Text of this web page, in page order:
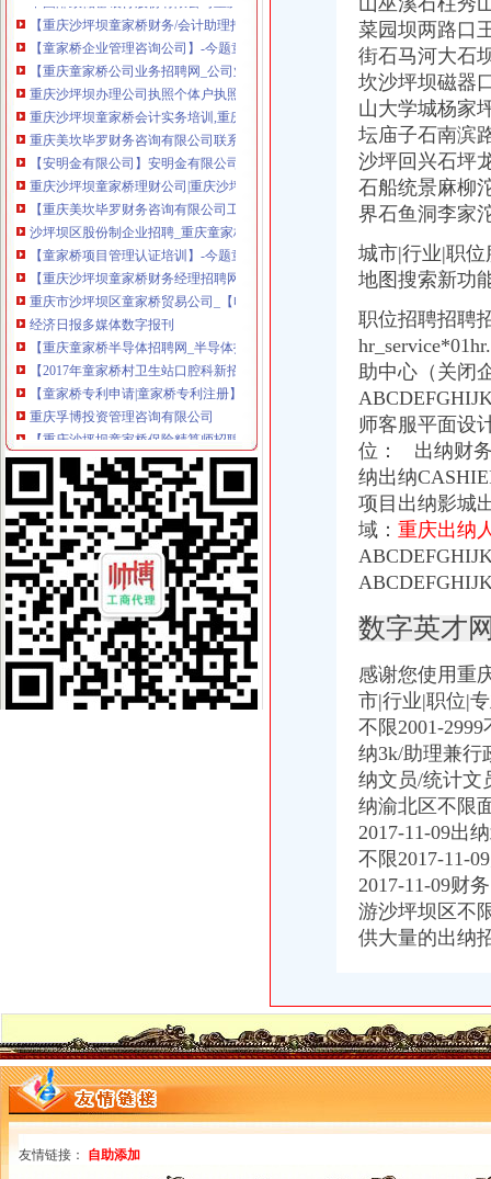
【重庆沙坪坝童家桥财务/会计助理招聘网|2018年重庆沙坪坝童家桥财
【童家桥企业管理咨询公司】-今题童家桥企业管理咨询网
【重庆童家桥公司业务招聘网_公司业务招聘信息】-重庆智联招聘
重庆沙坪坝办理公司执照个体户执照记帐报税-童家桥工商注册|重庆酷
重庆沙坪坝童家桥会计实务培训,重庆沙坪坝童家桥会计实操培训班,
重庆美坎毕罗财务咨询有限公司联系方式_信用报告_工商信息-启信宝
【安明金有限公司】安明金有限公司招聘|待遇|面试|怎么样-看准网
重庆沙坪坝童家桥理财公司|重庆沙坪坝童家桥理财-重庆沙坪坝童家桥
【重庆美坎毕罗财务咨询有限公司工商信息】-阿土伯工商信息查询
沙坪坝区股份制企业招聘_重庆童家桥股份制企业招聘信息_求职找工作
【童家桥项目管理认证培训】-今题童家桥项目管理认证培训网
【重庆沙坪坝童家桥财务经理招聘网|2018年重庆沙坪坝童家桥财务经
重庆市沙坪坝区童家桥贸易公司_【电话地址_招聘信息_注册信息_信用
经济日报多媒体数字报刊
【重庆童家桥半导体招聘网_半导体招聘信息】-重庆智联招聘
【2017年童家桥村卫生站口腔科新招聘信息_电话_地址】-赶集网
【童家桥专利申请|童家桥专利注册】-今题童家桥专利申请网
重庆孚博投资管理咨询有限公司
【重庆沙坪坝童家桥保险精算师招聘网|2018年重庆沙坪坝童家桥保险
重庆市沙坪坝区童家桥汽车修理厂_【信用信息_诉讼信息_财务信息_注
重庆市沙坪坝区童家桥贸易公司广龙糕点加工厂_【信用信息_诉讼信息
【重庆童家桥培训经理招聘网_培训经理招聘信息】-重庆智联招聘
重庆童家桥附近出纳招聘|重庆童家桥附近出纳职位信息汇总|重庆出纳
【重庆会计服务公司黄页】_顺企网
重庆童家桥附近出纳招聘|重庆童家桥附近出纳职位信息汇总|重庆出纳
【重庆沙坪坝童家桥统计招聘网|2018年重庆沙坪坝童家桥统计招聘信
沙坪坝学会计去哪里好？重庆财务会计今题网
重庆燃气集团股份有限公司|公司|重庆|有限_新浪财经_新浪网
重庆市沙坪坝区童家桥街道文化站新世纪卡拉OK厅_【信用信息_诉讼
中国工商银行股份有限公司重庆童家桥支行_【信用信息_诉讼信息_财
【58同城】重庆渝北龙溪香港公司注册_注册香港公司_离岸公司注册
重庆沙坪坝童家桥初级经济师培训公司|重庆沙坪坝童家桥初级经济师培
重庆华庆阀门制造有限公司2017招聘信息_电话_地址-中华英才网
沙坪坝区童家桥街道松山路146号公共厕所改造装修工程_中国招标网_
重庆玉言装饰工程有限公司_建筑装修装饰工程_覃家岗镇童家桥村白鹤
重庆燃气集团股份有限公司|公司|重庆|有限_新浪财经_新浪网
沙区童家桥街道办事处松山路146号公共厕所改造装修工程第二次招标_
重庆沙坪坝童家桥歌手招聘网_重庆沙坪坝童家桥歌手人才网_重庆沙坪
华星创业：申万宏源证券承销保荐有限责任公司关于公司发行股份购买
重庆市沙坪坝区信诚橡胶制品厂2017招聘信息_电话_地址-中华英才网
重庆燃气：2017年半年度报告（2017-08-30）_重庆燃气（）
证券日报-重庆燃气集团股份有限公司2017年第一季度报告正文
童家桥财务公司
【2017年江北区永研食品经营部新招聘信息_电话_地址】-赶集网
重庆燃气上市后现营收利润双降旗下配气站超租期7年惹官司_东方
的主贴_用户中心_新浪股吧_财经_新浪网
菜园坝两路口
街石马河大石
坎沙坪坝磁器
山大学城杨家
坛庙子石南滨
沙坪回兴石坪
石船统景麻柳
界石鱼洞李家
城市|行业|职
地图搜索新功
职位招聘招聘
助中心（关闭
师客服平面设
位： 出纳财务
纳出纳
项目出纳影城
域： 重庆出纳
数字英才
感谢您使用重
市|行业|职位|
不限2001-
纳3k/助理兼行
纳文员/统计文
纳渝北区不限
2017-11-09出
不限2017-11-
2017-11-09财
游沙坪坝区不
供大量的出纳
友情链接： 自助添加